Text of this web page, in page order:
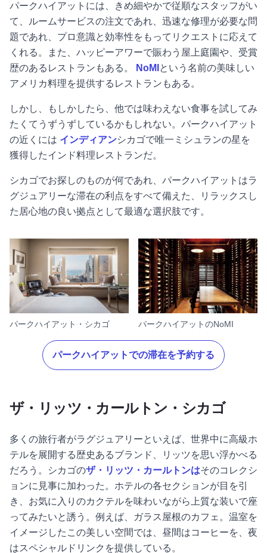
パークハイアットには、きめ細やかで従順なスタッフがい
て、ルームサービスの注文であれ、迅速な修理が必要な問
題であれ、プロ意識と効率性をもってリクエストに応えて
くれる。また、ハッピーアワーで賑わう屋上庭園や、受賞
歴のあるレストランもある。
NoMI という名前の美味しい
アメリカ料理を提供するレストランもある。
しかし、もしかしたら、他では味わえない食事を試してみ
たくてうずうずしているかもしれない。パークハイアット
の近くには インディアンシカゴで唯一ミシュランの星を
獲得したインド料理レストランだ。
シカゴでお探しのものが何であれ、パークハイアットはラ
グジュアリーな滞在の利点をすべて備えた、リラックスし
た居心地の良い拠点として最適な選択肢です。
パークハイアット・シカゴ パークハイアットのNoMI
パークハイアットでの滞在を予約する
ザ・リッツ・カールトン・シカゴ
多くの旅行者がラグジュアリーといえば、世界中に高級ホ
テルを展開する歴史あるブランド、リッツを思い浮かべる
だろう。シカゴのザ・リッツ・カールトンはそのコレクシ
ョンに見事に加わった。ホテルの各セクションが目を引
き、お気に入りのカクテルを味わいながら上質な装いで座
ってみたいと誘う。例えば、ガラス屋根のカフェ。温室を
イメージしたこの美しい空間では、昼間はコーヒーを、夜
はスペシャルドリンクを提供している。